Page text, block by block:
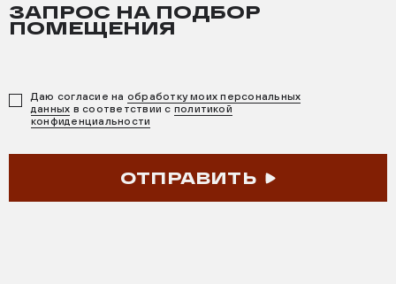
ЗАПРОС НА ПОДБОР
ПОМЕЩЕНИЯ
Даю согласие на обработку моих персональных
данных в соответствии с политикой
конфиденциальности
ОТПРАВИТЬ